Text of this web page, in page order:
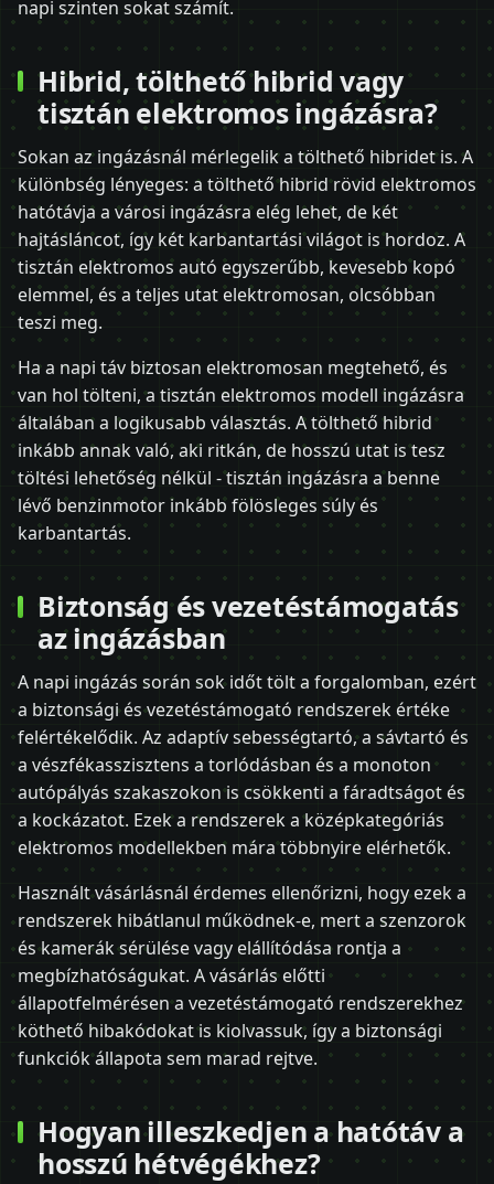
napi szinten sokat számít.
Hibrid, tölthető hibrid vagy
tisztán elektromos ingázásra?
Sokan az ingázásnál mérlegelik a tölthető hibridet is. A
különbség lényeges: a tölthető hibrid rövid elektromos
hatótávja a városi ingázásra elég lehet, de két
hajtásláncot, így két karbantartási világot is hordoz. A
tisztán elektromos autó egyszerűbb, kevesebb kopó
elemmel, és a teljes utat elektromosan, olcsóbban
teszi meg.
Ha a napi táv biztosan elektromosan megtehető, és
van hol tölteni, a tisztán elektromos modell ingázásra
általában a logikusabb választás. A tölthető hibrid
inkább annak való, aki ritkán, de hosszú utat is tesz
töltési lehetőség nélkül - tisztán ingázásra a benne
lévő benzinmotor inkább fölösleges súly és
karbantartás.
Biztonság és vezetéstámogatás
az ingázásban
A napi ingázás során sok időt tölt a forgalomban, ezért
a biztonsági és vezetéstámogató rendszerek értéke
felértékelődik. Az adaptív sebességtartó, a sávtartó és
a vészfékasszisztens a torlódásban és a monoton
autópályás szakaszokon is csökkenti a fáradtságot és
a kockázatot. Ezek a rendszerek a középkategóriás
elektromos modellekben mára többnyire elérhetők.
Használt vásárlásnál érdemes ellenőrizni, hogy ezek a
rendszerek hibátlanul működnek-e, mert a szenzorok
és kamerák sérülése vagy elállítódása rontja a
megbízhatóságukat. A vásárlás előtti
állapotfelmérésen a vezetéstámogató rendszerekhez
köthető hibakódokat is kiolvassuk, így a biztonsági
funkciók állapota sem marad rejtve.
Hogyan illeszkedjen a hatótáv a
hosszú hétvégékhez?